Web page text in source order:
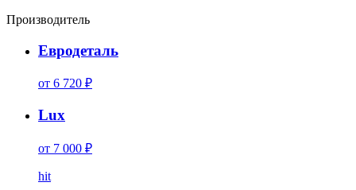
Производитель
Евродеталь
от 6 720 ₽
Lux
от 7 000 ₽
hit